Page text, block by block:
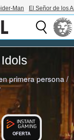
Man El Señor de los
primera persona /
OFERTA